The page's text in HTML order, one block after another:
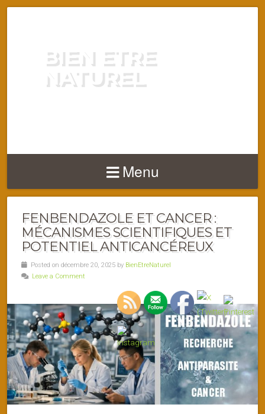
BIEN ETRE
NATUREL
Menu
FENBENDAZOLE ET CANCER :
MÉCANISMES SCIENTIFIQUES ET
POTENTIEL ANTICANCÉREUX
Posted on décembre 20, 2025 by BienEtreNaturel
Leave a Comment